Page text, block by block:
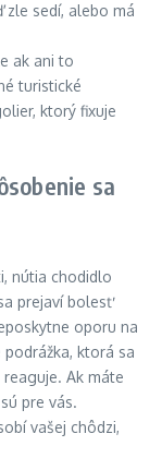
zle sedí, alebo má
ak ani to
turistické
ktorý fixuje
sa
nútia chodidlo
prejaví bolesť
oporu na
ktorá sa
Ak máte
pre vás.
vašej chôdzi,